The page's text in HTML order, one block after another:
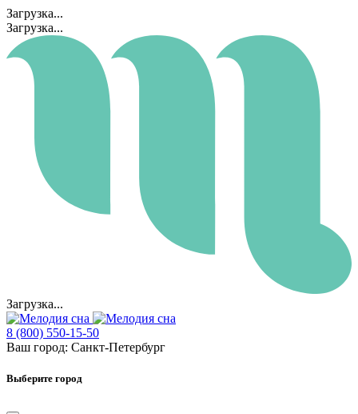
Загрузка...
Загрузка...
Загрузка...
8 (800) 550-15-50
Ваш город: Санкт-Петербург
Выберите город